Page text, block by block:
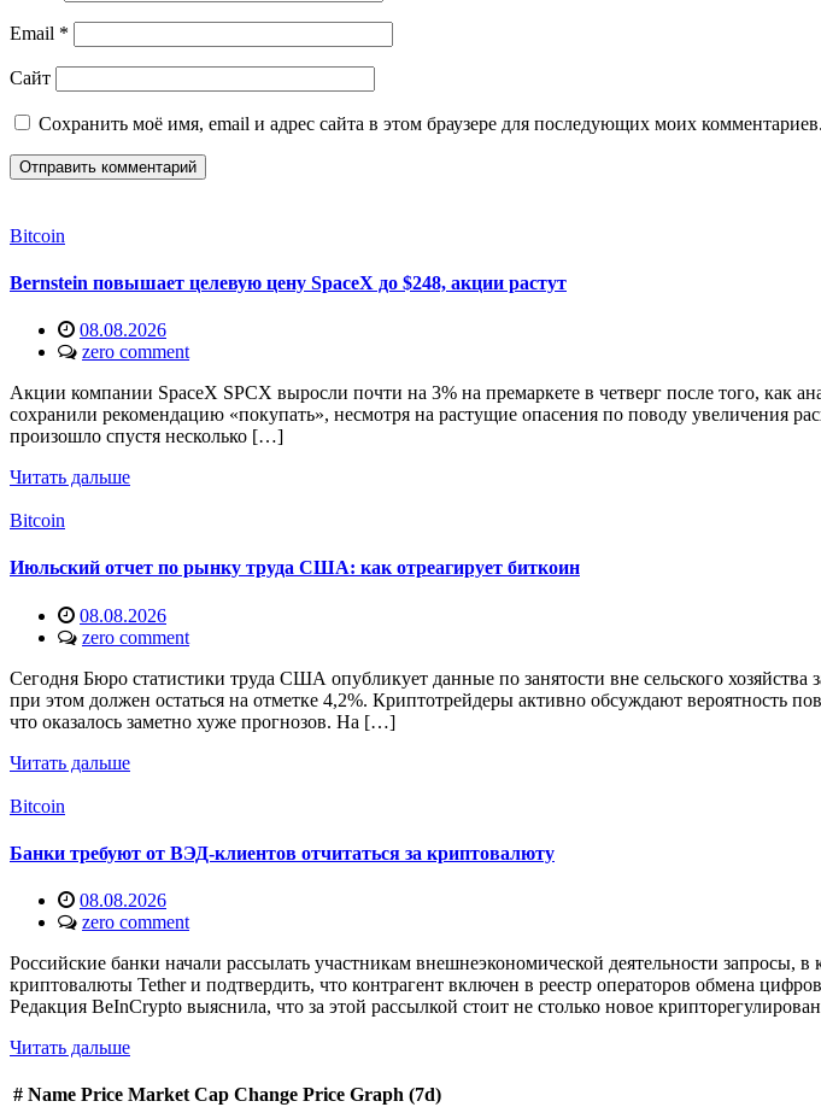
Email *
Сайт
Сохранить моё имя, email и адрес сайта в этом браузере для последующих моих комментариев.
Bitcoin
Bernstein повышает целевую цену SpaceX до $248, акции растут
08.08.2026
zero comment
Акции компании SpaceX SPCX выросли почти на 3% на премаркете в четверг после того, как
сохранили рекомендацию «покупать», несмотря на растущие опасения по поводу увеличения
произошло спустя несколько […]
Читать дальше
Bitcoin
Июльский отчет по рынку труда США: как отреагирует биткоин
08.08.2026
zero comment
Сегодня Бюро статистики труда США опубликует данные по занятости вне сельского
при этом должен остаться на отметке 4,2%. Криптотрейдеры активно обсуждают вероятность
что оказалось заметно хуже прогнозов. На […]
Читать дальше
Bitcoin
Банки требуют от ВЭД-клиентов отчитаться за криптовалюту
08.08.2026
zero comment
Российские банки начали рассылать участникам внешнеэкономической деятельности запросы,
криптовалюты Tether и подтвердить, что контрагент включен в реестр операторов обмена
Редакция BeInCrypto выяснила, что за этой рассылкой стоит не столько новое
Читать дальше
# Name Price Market Cap Change Price Graph (7d)